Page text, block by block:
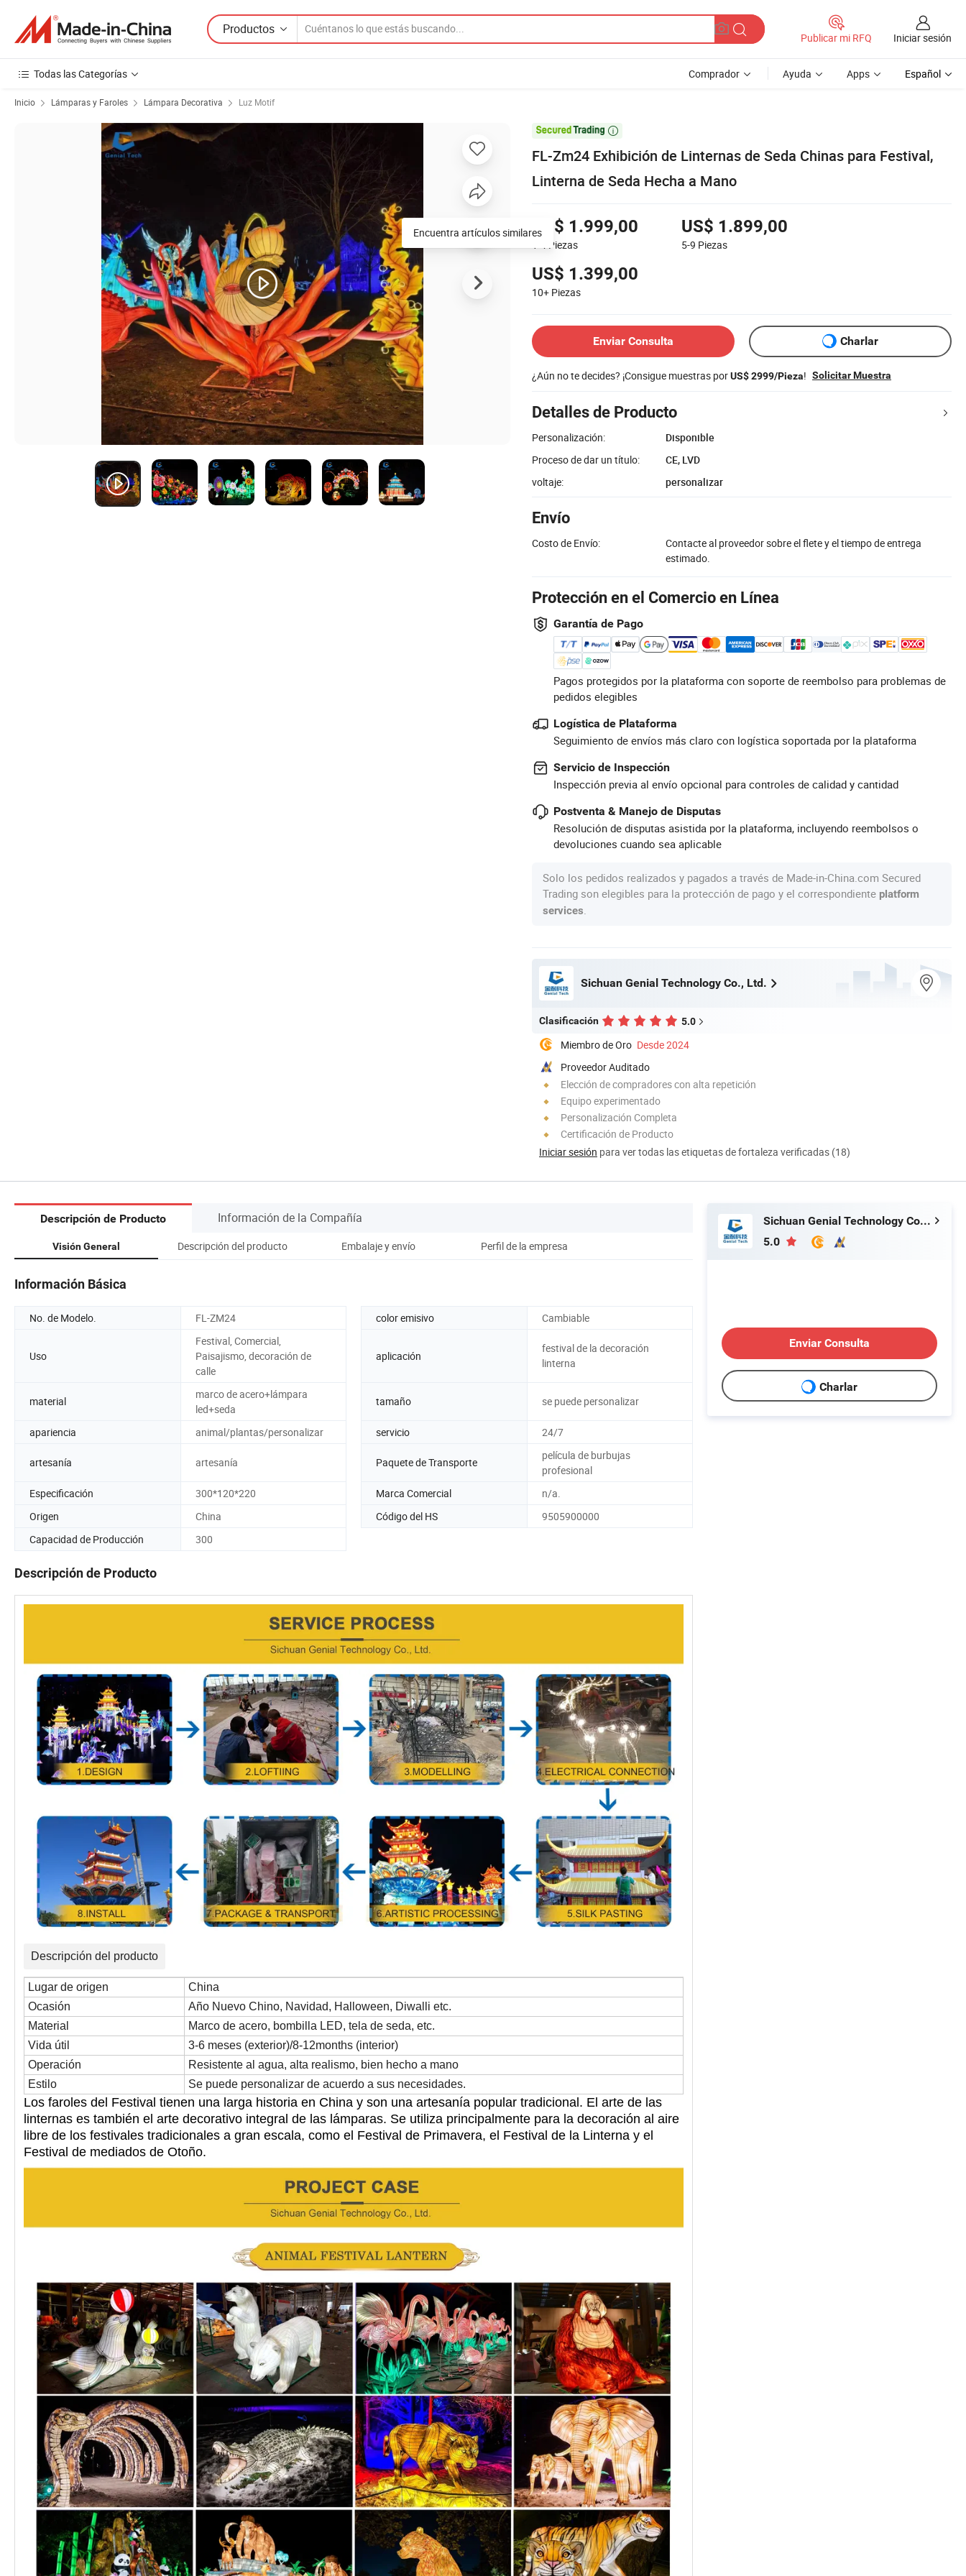
Productos
Publicar mi RFQ Iniciar sesión
Todas las Categorías Comprador Ayuda Apps Español
Inicio Lámparas y Faroles Lámpara Decorativa Luz Motif

FL-Zm24 Exhibición de Linternas de Seda Chinas para Festival,
Linterna de Seda Hecha a Mano
US$ 1.999,00
1-4Piezas
US$ 1.899,00
5-9 Piezas
US$ 1.399,00
10+ Piezas
Enviar Consulta Charlar
¿Aún no te decides? ¡Consigue muestras porUS$ 2999/Pieza! Solicitar Muestra
Detalles de Producto
Personalización:
Disponible
Proceso de dar un título:
CE, LVD
voltaje:
personalizar
Envío
Costo de Envío:
Contacte al proveedor sobre el flete y el tiempo de entrega
estimado.
Protección en el Comercio en Línea
Garantía de Pago
Pagos protegidos por la plataforma con soporte de reembolso para problemas de
pedidos elegibles
Logística de Plataforma
Seguimiento de envíos más claro con logística soportada por la plataforma
Servicio de Inspección
Inspección previa al envío opcional para controles de calidad y cantidad
Postventa & Manejo de Disputas
Resolución de disputas asistida por la plataforma, incluyendo reembolsos o
devoluciones cuando sea aplicable
Solo los pedidos realizados y pagados a través de Made-in-China.com Secured
Trading son elegibles para la protección de pago y el correspondiente platform
services
Sichuan Genial Technology Co., Ltd.
Clasificación 5.0
Miembro de Oro Desde 2024
Proveedor Auditado
Elección de compradores con alta repetición
Equipo experimentado
Personalización Completa
Certificación de Producto
Iniciar sesión para ver todas las etiquetas de fortaleza verificadas (18)
Encuentra artículos similares
Descripción de Producto Información de la Compañía
Visión General Descripción del producto Embalaje y envío Perfil de la empresa
Información Básica
No. de Modelo. FL-ZM24 color emisivo Cambiable
Uso
Festival, Comercial,
Paisajismo, decoración de
calle
aplicación
festival de la decoración
linterna
material
marco de acero+lámpara
led+seda
tamaño se puede personalizar
apariencia animal/plantas/personalizar servicio 24/7
artesanía artesanía Paquete de Transporte
película de burbujas
profesional
Especificación
300*120*220 Marca Comercial
n/a.
Origen
China Código del HS
9505900000
Capacidad de Producción
300
Descripción de Producto
Descripción del producto
Lugar de origen
China
Ocasión
Año Nuevo Chino, Navidad, Halloween, Diwalli etc.
Material
Marco de acero, bombilla LED, tela de seda, etc.
Vida útil
3-6 meses (exterior)/8-12months (interior)
Operación
Resistente al agua, alta realismo, bien hecho a mano
Estilo
Se puede personalizar de acuerdo a sus necesidades.
Los faroles del Festival tienen una larga historia en China y son una artesanía popular tradicional. El arte de las
linternas es también el arte decorativo integral de las lámparas. Se utiliza principalmente para la decoración al aire
libre de los festivales tradicionales a gran escala, como el Festival de Primavera, el Festival de la Linterna y el
Festival de mediados de Otoño.
Sichuan Genial Technology Co., Ltd.
5.0
Enviar Consulta
Charlar